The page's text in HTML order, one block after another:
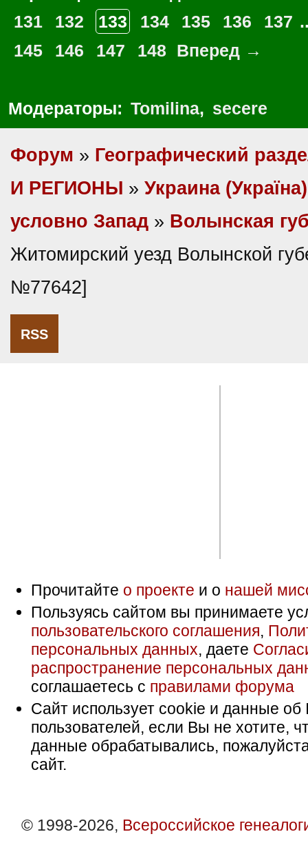
131
132 133 134 135 136 137
145
146 147 148 Вперед →
Модераторы: Tomilina, secere
Форум » Географический
И РЕГИОНЫ » Украина (Україна)
условно Запад » Волынская
Житомирский уезд Волынской
№77642]
RSS
Прочитайте о проекте и о нашей
Пользуясь сайтом вы принимаете
пользовательского соглашения,
персональных данных, даете
распространение персональных
соглашаетесь с правилами форума
Сайт использует cookie и данные об
пользователей, если Вы не хотите,
данные обрабатывались,
сайт.
© 1998-2026, Всероссийское